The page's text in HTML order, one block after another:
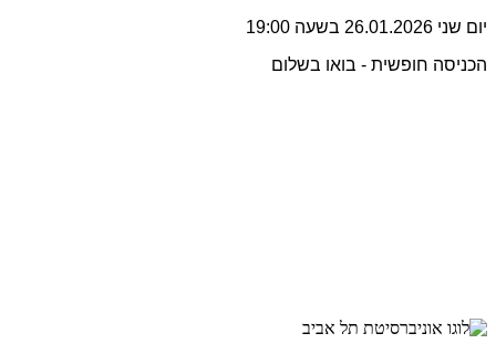
יום שני 26.01.2026 בשעה 19:00
הכניסה חופשית - בואו בשלום